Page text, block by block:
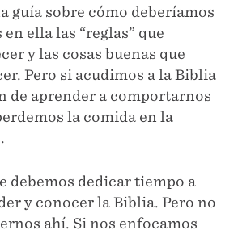
guía sobre cómo deberíamos
ella las “reglas” que
y las cosas buenas que
Pero si acudimos a la Biblia
de aprender a comportarnos
la comida en la
debemos dedicar tiempo a
y conocer la Biblia. Pero no
ahí. Si nos enfocamos